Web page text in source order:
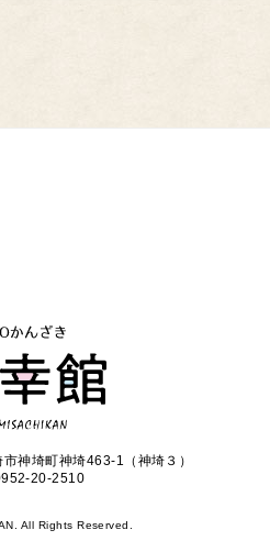
神埼町神埼463-1（神埼３）
20-2510
All Rights Reserved.